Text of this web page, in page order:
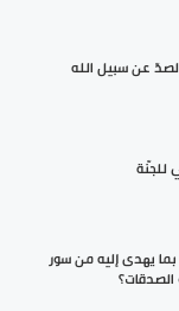
عن سبيل الله
للجنّة
يهدى إليه من سور
الصدقات؟